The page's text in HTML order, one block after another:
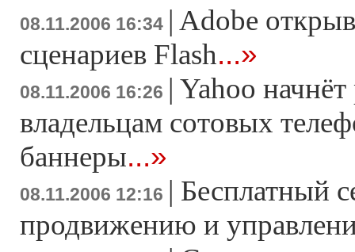
08.11.2006 16:34 | Adobe
сценариев Flash...»
08.11.2006 16:26 | Yahoo начнёт
владельцам сотовых
баннеры...»
08.11.2006 12:16 | Бесплатный
продвижению и